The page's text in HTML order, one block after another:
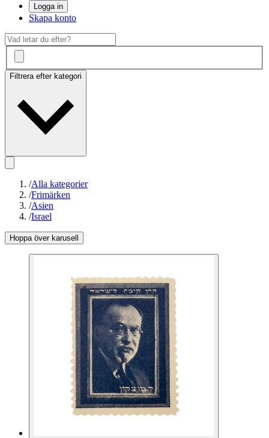
Logga in
Skapa konto
Filtrera efter kategori
/Alla kategorier
/Frimärken
/Asien
/Israel
Hoppa över karusell